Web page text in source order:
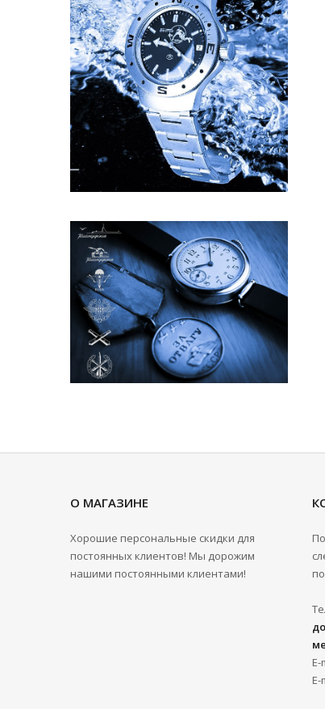
О МАГАЗИНЕ
Хорошие персональные скидки для
постоянных клиентов! Мы дорожим
нашими постоянными клиентами!
E-
E-